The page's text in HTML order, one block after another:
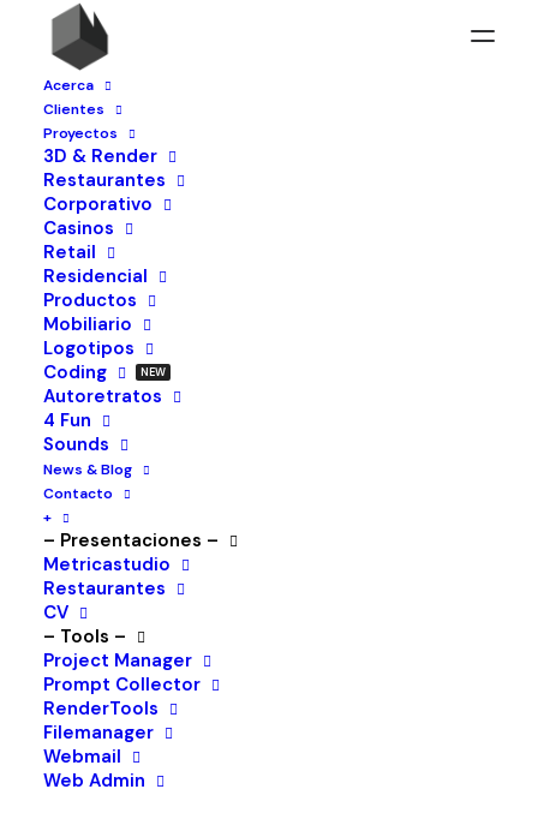
Acerca
Clientes
Proyectos
3D & Render
Restaurantes
Corporativo
Casinos
Retail
Residencial
Productos
Mobiliario
Logotipos
Coding
Autoretratos
4 Fun
Sounds
News & Blog
Contacto
+
– Presentaciones –
Metricastudio
Restaurantes
CV
– Tools –
Project Manager
Prompt Collector
RenderTools
Filemanager
Webmail
Web Admin